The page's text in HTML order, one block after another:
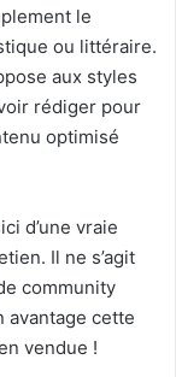
le
ou littéraire.
aux styles
rédiger pour
optimisé
d’une vraie
Il ne s’agit
community
avantage cette
vendue !